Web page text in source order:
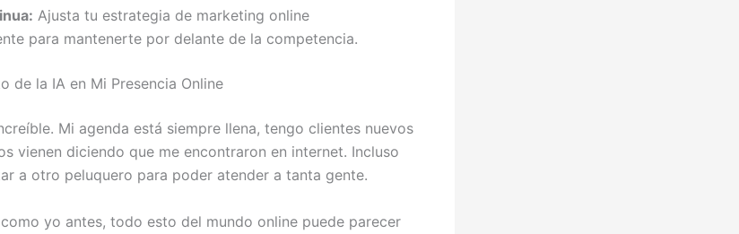
Ajusta tu estrategia de marketing online
para mantenerte por delante de la competencia.
de la IA en Mi Presencia Online
Mi agenda está siempre llena, tengo clientes nuevos
vienen diciendo que me encontraron en internet. Incluso
a otro peluquero para poder atender a tanta gente.
yo antes, todo esto del mundo online puede parecer